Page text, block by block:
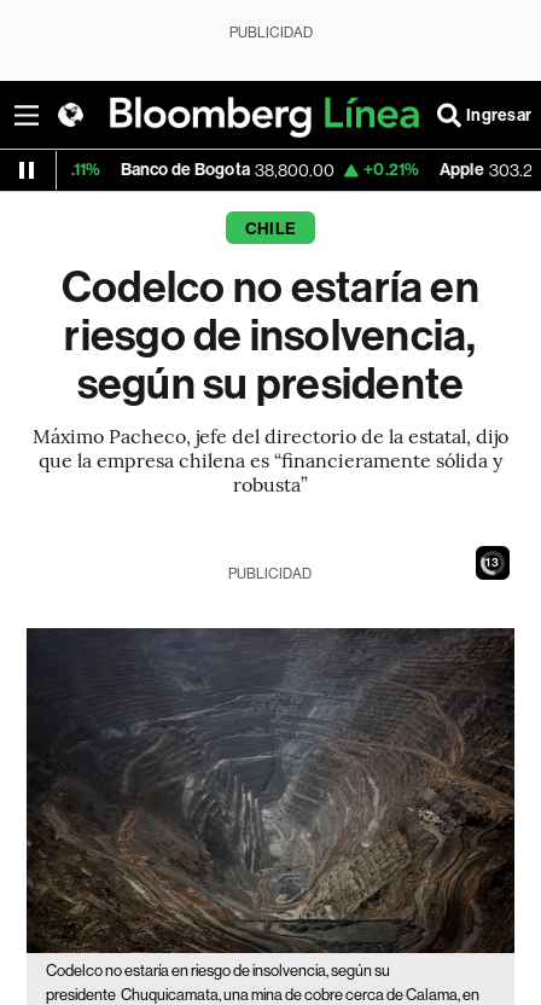
PUBLICIDAD
Ingresar
Banco de Bogota 38,800.00 +0.21% Apple 303.27 -1.74%
CHILE
Codelco no estaría en
riesgo de insolvencia,
según su presidente
Máximo Pacheco, jefe del directorio de la estatal, dijo
que la empresa chilena es “financieramente sólida y
robusta”
11
PUBLICIDAD
Codelco no estaría en riesgo de insolvencia, según su
presidente Chuquicamata, una mina de cobre cerca de Calama, en